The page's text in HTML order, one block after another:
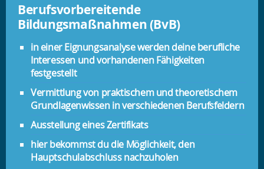
Berufsvorbereitende
Bildungsmaßnahmen (BvB)
in einer Eignungsanalyse werden deine berufliche
Interessen und vorhandenen Fähigkeiten
festgestellt
Vermittlung von praktischem und theoretischem
Grundlagenwissen in verschiedenen Berufsfeldern
Ausstellung eines Zertifikats
hier bekommst du die Möglichkeit, den
Hauptschulabschluss nachzuholen